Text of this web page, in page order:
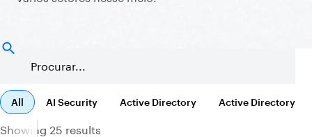
All AI Security Active Directory Active Directory
Showing 25 results